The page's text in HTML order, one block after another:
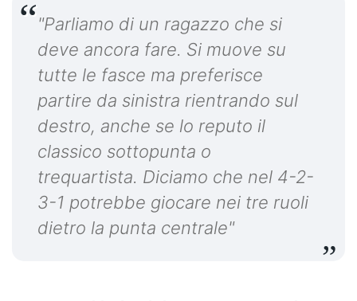
"Parliamo di un ragazzo che si
deve ancora fare. Si muove su
tutte le fasce ma preferisce
partire da sinistra rientrando sul
destro, anche se lo reputo il
classico sottopunta o
trequartista. Diciamo che nel 4-2-
3-1 potrebbe giocare nei tre ruoli
dietro la punta centrale"